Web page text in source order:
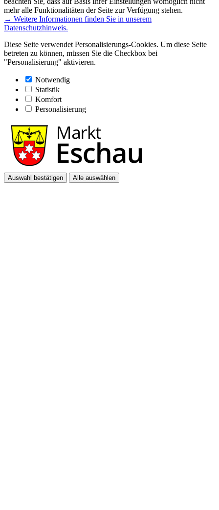
mehr alle Funktionalitäten der Seite zur Verfügung stehen.
→ Weitere Informationen finden Sie in unserem
Datenschutzhinweis.
Diese Seite verwendet Personalisierungs-Cookies. Um diese Seite
betreten zu können, müssen Sie die Checkbox bei
"Personalisierung" aktivieren.
Notwendig
Statistik
Komfort
Personalisierung
Auswahl bestätigen Alle auswählen